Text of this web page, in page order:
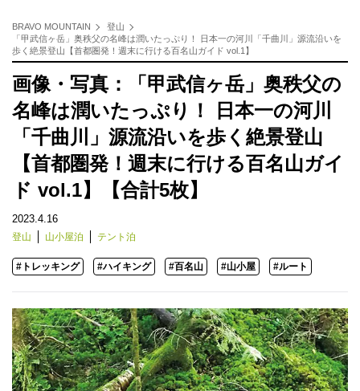
BRAVO MOUNTAIN
登山
「甲武信ヶ岳」奥秩父の名峰は潤いたっぷり！ 日本一の河川「千曲川」源流沿いを
歩く絶景登山【首都圏発！週末に行ける百名山ガイド vol.1】
画像・写真：「甲武信ヶ岳」奥秩父の
名峰は潤いたっぷり！ 日本一の河川
「千曲川」源流沿いを歩く絶景登山
【首都圏発！週末に行ける百名山ガイ
ド vol.1】【合計5枚】
2023.4.16
登山 山小屋泊 テント泊
#トレッキング #ハイキング #百名山 #山小屋 #ルート